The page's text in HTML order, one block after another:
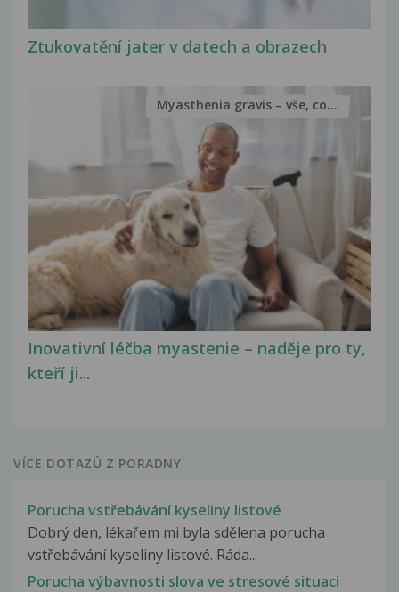
Ztukovatění jater v datech a obrazech
Inovativní léčba myastenie – naděje pro ty,
kteří ji...
Myasthenia gravis – vše, co...
VÍCE DOTAZŮ Z PORADNY
Porucha vstřebávání kyseliny listové
Dobrý den, lékařem mi byla sdělena porucha
vstřebávání kyseliny listové. Ráda...
Porucha výbavnosti slova ve stresové situaci